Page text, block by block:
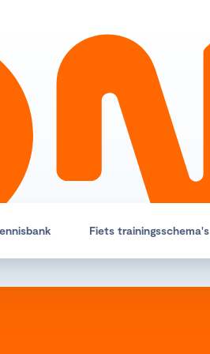
Fiets trainingsschema's